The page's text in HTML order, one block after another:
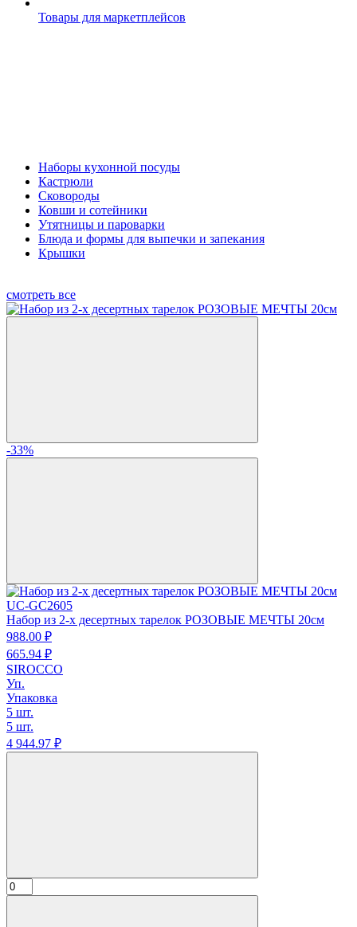
Товары для маркетплейсов
Наборы кухонной посуды
Кастрюли
Сковороды
Ковши и сотейники
Утятницы и пароварки
Блюда и формы для выпечки и запекания
Крышки
смотреть все
-33%
UC-GC2605
Набор из 2-х десертных тарелок РОЗОВЫЕ МЕЧТЫ 20см
988.00 ₽
665.94 ₽
SIROCCO
Уп.
Упаковка
5 шт.
5 шт.
4 944.97 ₽